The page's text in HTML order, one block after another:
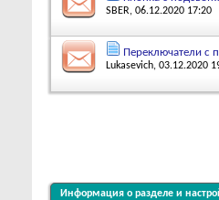
SBER, 06.12.2020 17:20
Переключатели с
Lukasevich, 03.12.2020
Информация о разделе и